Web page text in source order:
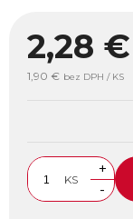
2,28 €
1,90 € bez DPH / KS
KS
+
-